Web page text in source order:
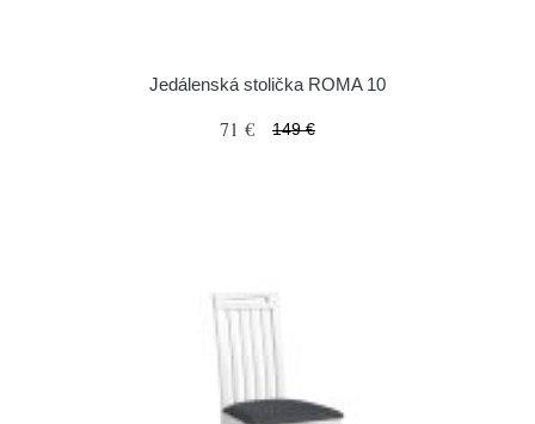
Jedálenská stolička ROMA 10
71 € 149 €